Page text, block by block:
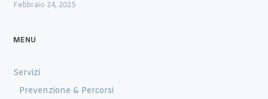
Febbraio 24, 2025
MENU
Servizi
Prevenzione & Percorsi